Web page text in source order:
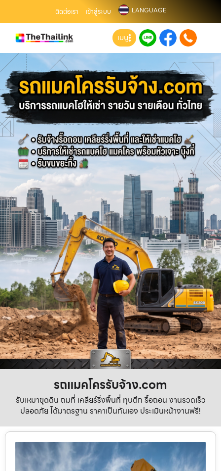
ติดต่อเรา เข้าสู่ระบบ LANGUAGE
เมนู
รถแมคโครรับจ้าง.com
รับเหมาขุดดิน ถมที่ เคลียร์ริ่งพื้นที่ ทุบตึก รื้อถอน งานรวดเร็ว
ปลอดภัย ได้มาตรฐาน ราคาเป็นกันเอง ประเมินหน้างานฟรี!